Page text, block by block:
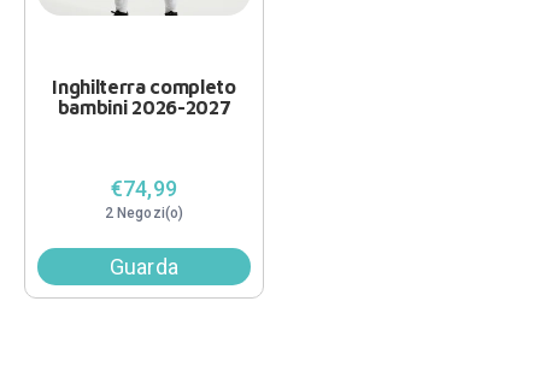
Inghilterra completo
bambini 2026-2027
€74,99
2 Negozi(o)
Guarda